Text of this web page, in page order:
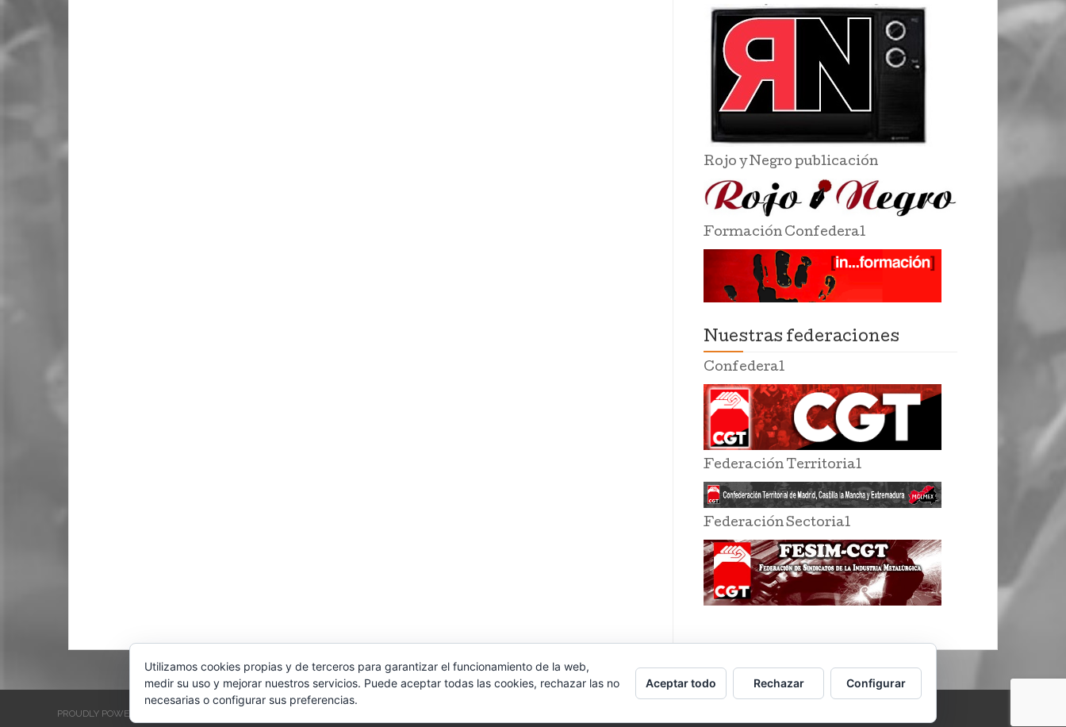
Rojo y Negro publicación
Formación Confederal
Nuestras federaciones
Confederal
Federación Territorial
Federación Sectorial
PROUDLY POWERED BY WORDPRESS
Utilizamos cookies propias y de terceros para garantizar el funcionamiento de la web,
medir su uso y mejorar nuestros servicios. Puede aceptar todas las cookies, rechazar las no
necesarias o configurar sus preferencias.
Aceptar todo Rechazar Configurar